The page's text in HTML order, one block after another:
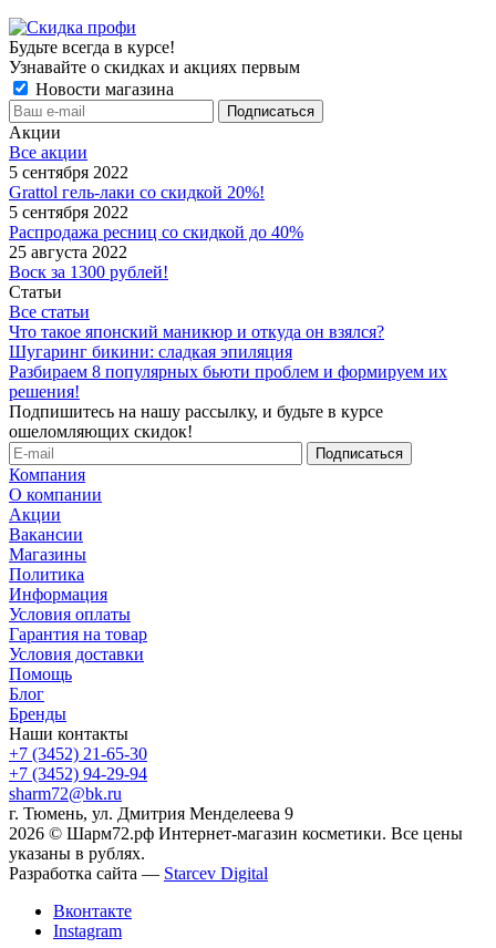
Будьте всегда в курсе!
Узнавайте о скидках и акциях первым
Новости магазина
Акции
Все акции
5 сентября 2022
Grattol гель-лаки со скидкой 20%!
5 сентября 2022
Распродажа ресниц со скидкой до 40%
25 августа 2022
Воск за 1300 рублей!
Статьи
Все статьи
Что такое японский маникюр и откуда он взялся?
Шугаринг бикини: сладкая эпиляция
Разбираем 8 популярных бьюти проблем и формируем их
решения!
Подпишитесь на нашу рассылку, и будьте в курсе
ошеломляющих скидок!
Компания
О компании
Акции
Вакансии
Магазины
Политика
Информация
Условия оплаты
Гарантия на товар
Условия доставки
Помощь
Блог
Бренды
Наши контакты
+7 (3452) 21-65-30
+7 (3452) 94-29-94
sharm72@bk.ru
г. Тюмень, ул. Дмитрия Менделеева 9
2026 © Шарм72.рф Интернет-магазин косметики. Все цены
указаны в рублях.
Разработка сайта — Starcev Digital
Вконтакте
Instagram